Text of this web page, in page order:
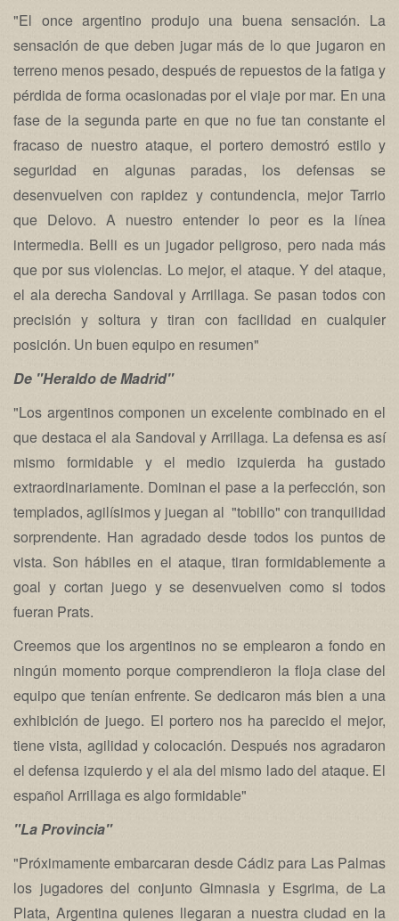
"El once argentino produjo una buena sensación. La
sensación de que deben jugar más de lo que jugaron en
terreno menos pesado, después de repuestos de la fatiga y
pérdida de forma ocasionadas por el viaje por mar. En una
fase de la segunda parte en que no fue tan constante el
fracaso de nuestro ataque, el portero demostró estilo y
seguridad en algunas paradas, los defensas se
desenvuelven con rapidez y contundencia, mejor Tarrio
que Delovo. A nuestro entender lo peor es la línea
intermedia. Belli es un jugador peligroso, pero nada más
que por sus violencias. Lo mejor, el ataque. Y del ataque,
el ala derecha Sandoval y Arrillaga. Se pasan todos con
precisión y soltura y tiran con facilidad en cualquier
posición. Un buen equipo en resumen"
De "Heraldo de Madrid"
"Los argentinos componen un excelente combinado en el
que destaca el ala Sandoval y Arrillaga. La defensa es así
mismo formidable y el medio izquierda ha gustado
extraordinariamente. Dominan el pase a la perfección, son
templados, agilísimos y juegan al "tobillo" con tranquilidad
sorprendente. Han agradado desde todos los puntos de
vista. Son hábiles en el ataque, tiran formidablemente a
goal y cortan juego y se desenvuelven como si todos
fueran Prats.
Creemos que los argentinos no se emplearon a fondo en
ningún momento porque comprendieron la floja clase del
equipo que tenían enfrente. Se dedicaron más bien a una
exhibición de juego. El portero nos ha parecido el mejor,
tiene vista, agilidad y colocación. Después nos agradaron
el defensa izquierdo y el ala del mismo lado del ataque. El
español Arrillaga es algo formidable"
"La Provincia"
"Próximamente embarcaran desde Cádiz para Las Palmas
los jugadores del conjunto Gimnasia y Esgrima, de La
Plata, Argentina quienes llegaran a nuestra ciudad en la